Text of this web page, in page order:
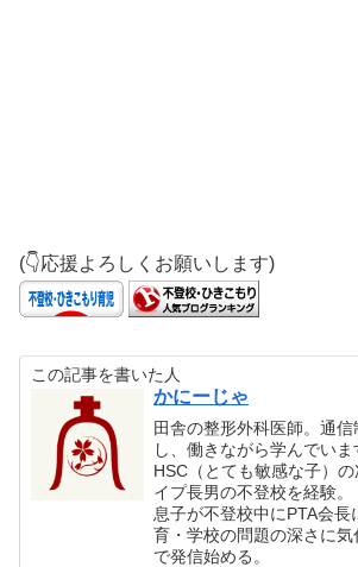
(👇応援よろしくお願いします)
この記事を書いた人
かにーじゃ
田舎の整形外科医師。通
し、働きながら学んでいま
HSC（とても敏感な子）
イプ長男の不登校を経験。
息子が不登校中にPTA会長
育・学校の問題の深さに
で発信始める。